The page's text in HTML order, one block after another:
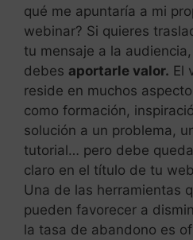
qué me apuntaría a mi
webinar? Si quieres
tu mensaje a la audiencia,
debes aportarle valor. El
reside en muchos
como formación,
solución a un problema,
tutorial… pero debe
claro en el título de tu
Una de las herramientas
pueden favorecer a
la tasa de abandono es